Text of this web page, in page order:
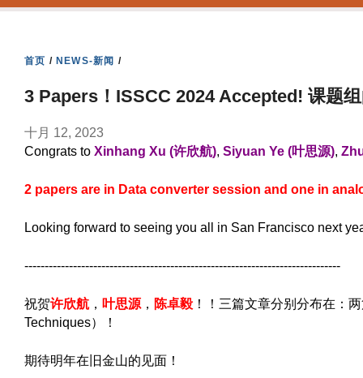
首页 / NEWS-新闻 /
3 Papers！ISSCC 2024 Accepted! 课题
十月 12, 2023
Congrats to Xinhang Xu (许欣航), Siyuan Ye (叶思源),
2 papers are in Data converter session and one in
Looking forward to seeing you all in San Francisco next
------------------------------------------------------------------------------
祝贺许欣航 ， 叶思源 ， 陈卓毅 ！！ 三篇文章分别分布在：
Techniques）！
期待明年在旧金山的见面！